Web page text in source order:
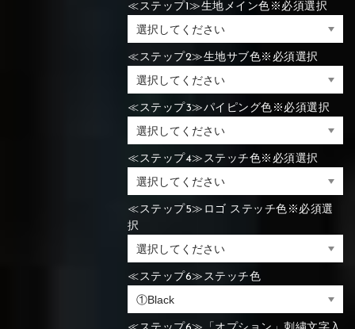
⑭Caramel ⑮Wine red
⑪Black ⑫Ivory
⑭Caramel ⑮Wine red
⑧Orange
⑪Black
⑭Caramel ⑮Wine red
⑧Yellow ⑨Orange
⑪Blue ⑫Aqua blue
⑭Pink ⑮Rose pink
⑧Yellow ⑨Orange
⑪Blue ⑫Aqua blue
⑭Pink ⑮Rose pink
≪ステップ1≫生地メイン色※必須選択
≪ステップ2≫生地サブ色※必須選択
≪ステップ3≫パイピング色※必須選択
≪ステップ4≫ステッチ色※必須選択
≪ステップ5≫ロゴ ステッチ色※必須選
択
≪ステップ6≫ステッチ色